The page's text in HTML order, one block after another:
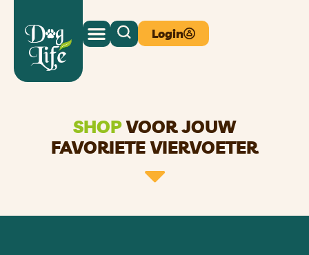
Login
SHOPVOOR JOUW
FAVORIETE VIERVOETER